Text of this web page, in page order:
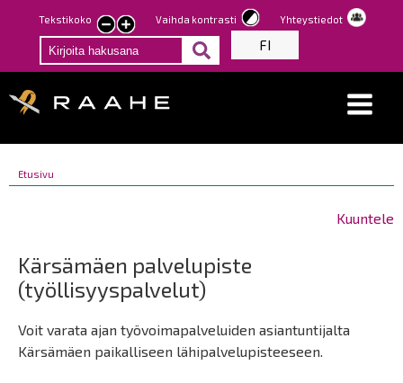
Hyppää
pääsisältöön
Tekstikoko
Pienennä
tekstin
kokoa
Suurenna
tekstin
kokoa
Vaihda kontrasti Yhteystiedot
FI
Breadcrumbs
You
Etusivu
Kuuntele
Kärsämäen palvelupiste
(työllisyyspalvelut)
Voit varata ajan työvoimapalveluiden asiantuntijalta
Kärsämäen paikalliseen lähipalvelupisteeseen.